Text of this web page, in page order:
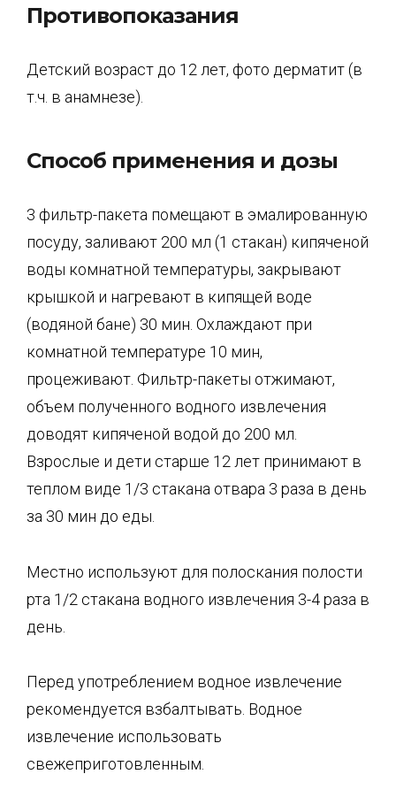
Противопоказания
Детский возраст до 12 лет, фото дерматит (в
т.ч. в анамнезе).
Способ применения и дозы
3 фильтр-пакета помещают в эмалированную
посуду, заливают 200 мл (1 стакан) кипяченой
воды комнатной температуры, закрывают
крышкой и нагревают в кипящей воде
(водяной бане) 30 мин. Охлаждают при
комнатной температуре 10 мин,
процеживают. Фильтр-пакеты отжимают,
объем полученного водного извлечения
доводят кипяченой водой до 200 мл.
Взрослые и дети старше 12 лет принимают в
теплом виде 1/3 стакана отвара 3 раза в день
за 30 мин до еды.
Местно используют для полоскания полости
рта 1/2 стакана водного извлечения 3-4 раза в
день.
Перед употреблением водное извлечение
рекомендуется взбалтывать. Водное
извлечение использовать
свежеприготовленным.